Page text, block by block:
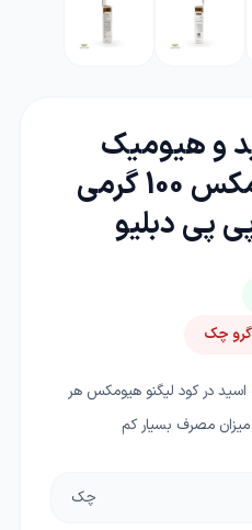
و هیومیک
اسید لیگنو هیومکس 100 گرمی
پی دبلیو
چک
اسید در کود لیگنو هیومکس هر
چک